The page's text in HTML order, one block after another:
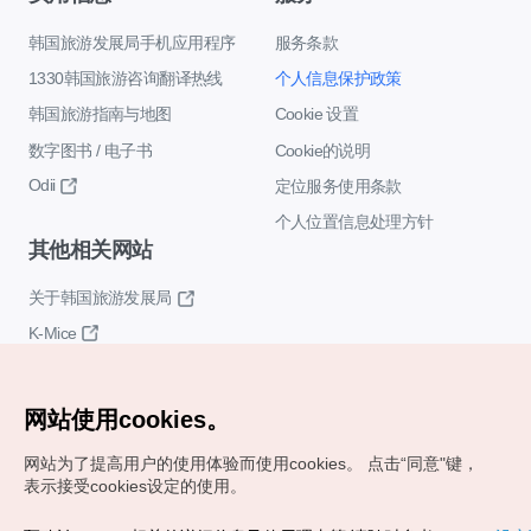
韩国旅游发展局手机应用程序
1330韩国旅游咨询翻译热线
韩国旅游指南与地图
数字图书 / 电子书
Odii
服务条款
个人信息保护政策
Cookie 设置
Cookie的说明
定位服务使用条款
个人位置信息处理方针
其他相关网站
关于韩国旅游发展局
K-Mice
网站使用cookies。
网站为了提高用户的使用体验而使用cookies。
点击“同意"键，
表示接受cookies设定的使用。